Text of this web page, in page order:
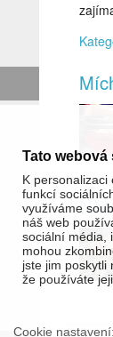
Tato
K
funkcí
využíváme
náš web
sociální média,
mohou
jste jim poskytli
že používáte
Cookie nastavení: